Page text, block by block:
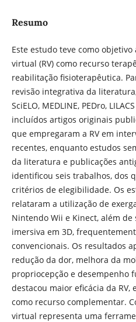
Resumo
Este estudo teve como
virtual (RV) como recurso
reabilitação fisioterapêutica.
revisão integrativa da
SciELO, MEDLINE, PEDro,
incluídos artigos originais
que empregaram a RV em
recentes, enquanto estudos
da literatura e publicações
identificou seis trabalhos, dos
critérios de elegibilidade. Os
relataram a utilização de
Nintendo Wii e Kinect, além
imersiva em 3D,
convencionais. Os resultados
redução da dor, melhora da
propriocepção e desempenho
destacou maior eficácia da
como recurso complementar.
virtual representa uma